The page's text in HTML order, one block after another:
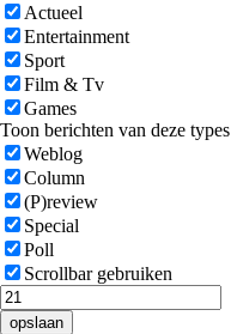
Actueel
Entertainment
Sport
Film & Tv
Games
Toon berichten van deze types
Weblog
Column
(P)review
Special
Poll
Scrollbar gebruiken
opslaan